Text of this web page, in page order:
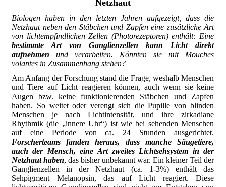
Netzhaut
Biologen haben in den letzten Jahren aufgezeigt, dass die
Netzhaut neben den Stäbchen und Zapfen eine zusätzliche Art
von lichtempfindlichen Zellen (Photorezeptoren) enthält: Eine
bestimmte Art von Ganglienzellen kann Licht direkt
aufnehmen und verarbeiten. Könnten sie mit Mouches
volantes in Zusammenhang stehen?
Am Anfang der Forschung stand die Frage, weshalb Menschen
und Tiere auf Licht reagieren können, auch wenn sie keine
Augen bzw. keine funktionierenden Stäbchen und Zapfen
haben. So weitet oder verengt sich die Pupille von blinden
Menschen je nach Lichtintensität, und ihre zirkadiane
Rhythmik (die „innere Uhr“) ist wie bei sehenden Menschen
auf eine Periode von ca. 24 Stunden ausgerichtet.
Forscherteams fanden heraus, dass manche Säugetiere,
auch der Mensch, eine Art zweites Lichtsehsystem in der
Netzhaut haben, das bisher unbekannt war. Ein kleiner Teil der
Ganglienzellen in der Netzhaut (ca. 1-3%) enthält das
Sehpigment Melanopsin, das auf Licht reagiert. Diese